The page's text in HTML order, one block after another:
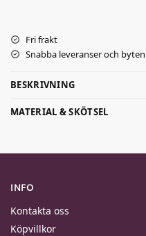
Fri frakt
Snabba leveranser och byten
BESKRIVNING
MATERIAL & SKÖTSEL
INFO
Kontakta oss
Köpvillkor